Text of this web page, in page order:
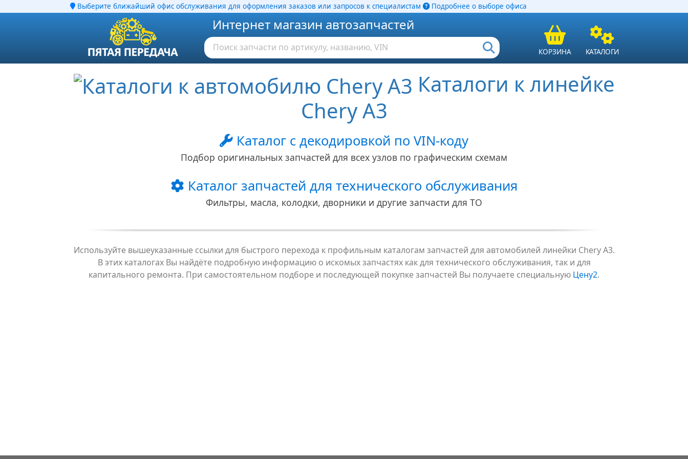
Выберите ближайший офис обслуживания для оформления заказов или запросов к специалистам Подробнее о выборе офиса
Интернет магазин автозапчастей
КОРЗИНА КАТАЛОГИ
Каталоги к линейке
Chery A3
Каталог с декодировкой по VIN-коду
Подбор оригинальных запчастей для всех узлов по графическим схемам
Каталог запчастей для технического обслуживания
Фильтры, масла, колодки, дворники и другие запчасти для ТО
Используйте вышеуказанные ссылки для быстрого перехода к профильным каталогам запчастей для автомобилей линейки Chery A3.
В этих каталогах Вы найдёте подробную информацию о искомых запчастях как для технического обслуживания, так и для
капитального ремонта. При самостоятельном подборе и последующей покупке запчастей Вы получаете специальную Цену2.